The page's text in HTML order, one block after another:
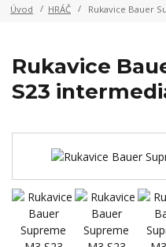
Úvod HRÁČ Rukavice Bauer
Rukavice
S23